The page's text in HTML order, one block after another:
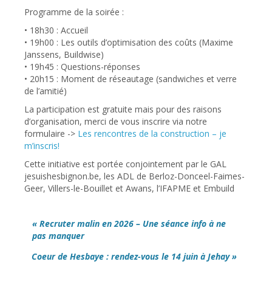
Programme de la soirée :
• 18h30 : Accueil
• 19h00 : Les outils d’optimisation des coûts (Maxime
Janssens, Buildwise)
• 19h45 : Questions-réponses
• 20h15 : Moment de réseautage (sandwiches et verre
de l’amitié)
La participation est gratuite mais pour des raisons
d’organisation, merci de vous inscrire via notre
formulaire -> Les rencontres de la construction – je
m’inscris!
Cette initiative est portée conjointement par le GAL
jesuishesbignon.be, les ADL de Berloz-Donceel-Faimes-
Geer, Villers-le-Bouillet et Awans, l’IFAPME et Embuild
« Recruter malin en 2026 – Une séance info à ne
pas manquer
Coeur de Hesbaye : rendez-vous le 14 juin à Jehay »